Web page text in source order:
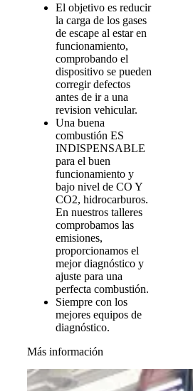
El objetivo es reducir
la carga de los gases
de escape al estar en
funcionamiento,
comprobando el
dispositivo se pueden
corregir defectos
antes de ir a una
revision vehicular.
Una buena
combustión ES
INDISPENSABLE
para el buen
funcionamiento y
bajo nivel de CO Y
CO2, hidrocarburos.
En nuestros talleres
comprobamos las
emisiones,
proporcionamos el
mejor diagnóstico y
ajuste para una
perfecta combustión.
Siempre con los
mejores equipos de
diagnóstico.
Más información